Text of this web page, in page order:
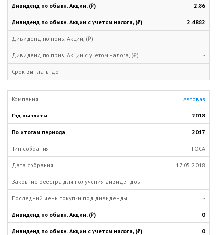
2.86
2.4882
-
-
-
Автоваз
2018
2017
ГОСА
17.05.2018
-
-
0
0